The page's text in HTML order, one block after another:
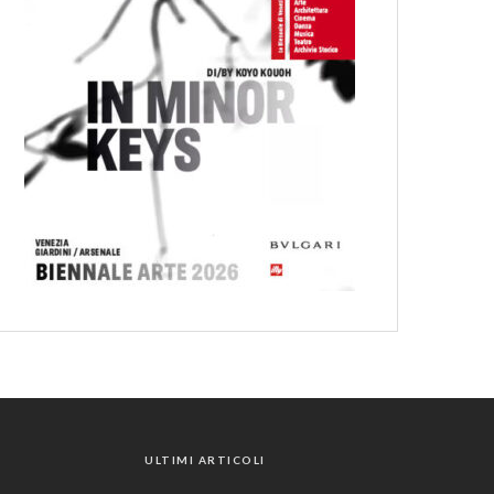
ULTIMI ARTICOLI